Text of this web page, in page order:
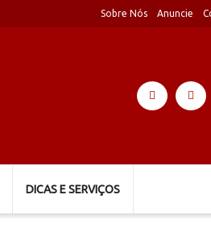
Sobre Nós Anuncie
DICAS E SERVIÇOS